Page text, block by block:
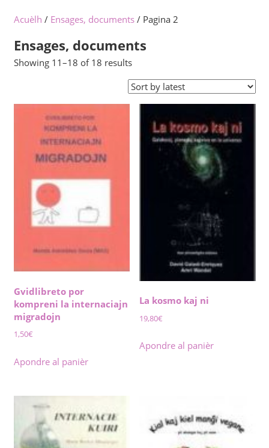
Acuèlh / Ensages, documents/ Pagina 2
Ensages, documents
Showing 11–18 of 18 resultsSorted
by
latest
Gvidlibreto por
kompreni la internaciajn
migradojn
1,50€
Apondre al panièr
La kosmo kaj ni
19,80€
Apondre al panièr